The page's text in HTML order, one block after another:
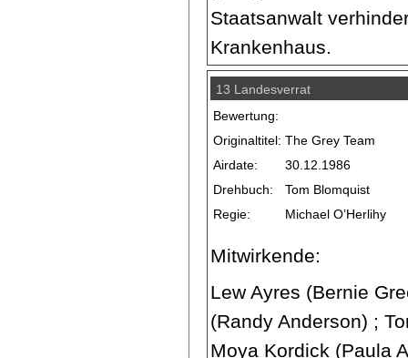
Staatsanwalt
Krankenhaus.
13 Landesverrat
Bewertung:
Originaltitel: The Grey Team
Airdate:
30.12.1986
Drehbuch:
Tom Blomquist
Regie:
Michael O’Herlihy
Mitwirkende:
Lew Ayres (Bernie
(Randy Anderson) ;
Moya Kordick (Paula